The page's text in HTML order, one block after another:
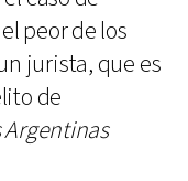
peor de los
jurista, que es
de